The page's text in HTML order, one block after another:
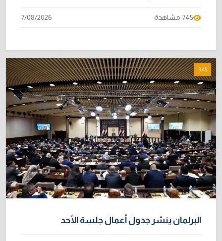
745 مشاهدة 7/08/2026
3:45
البرلمان ينشر جدول أعمال جلسة الأحد